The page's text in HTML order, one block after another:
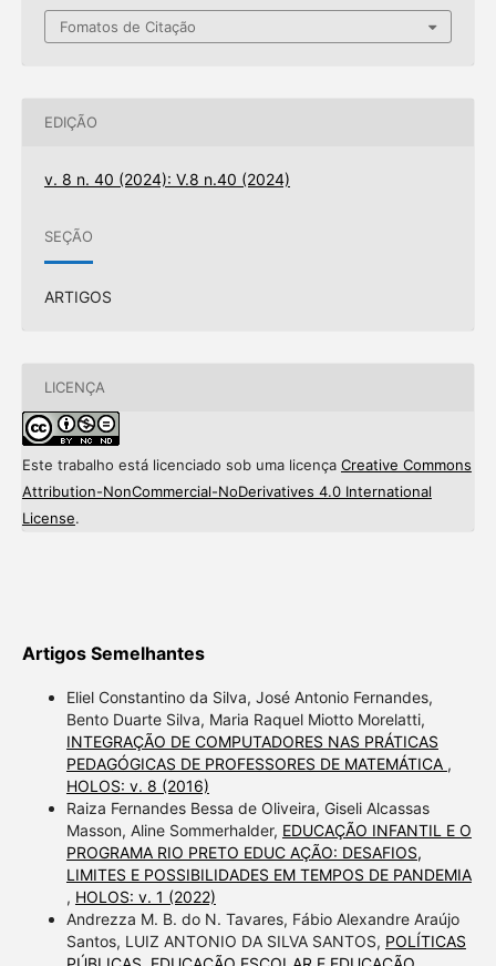
Fomatos de Citação
EDIÇÃO
v. 8 n. 40 (2024): V.8 n.40 (2024)
SEÇÃO
ARTIGOS
LICENÇA
Este trabalho está licenciado sob uma licença Creative Commons
Attribution-NonCommercial-NoDerivatives 4.0 International
License.
Artigos Semelhantes
Eliel Constantino da Silva, José Antonio Fernandes,
Bento Duarte Silva, Maria Raquel Miotto Morelatti,
INTEGRAÇÃO DE COMPUTADORES NAS PRÁTICAS
PEDAGÓGICAS DE PROFESSORES DE MATEMÁTICA ,
HOLOS: v. 8 (2016)
Raiza Fernandes Bessa de Oliveira, Giseli Alcassas
Masson, Aline Sommerhalder, EDUCAÇÃO INFANTIL E O
PROGRAMA RIO PRETO EDUC AÇÃO: DESAFIOS,
LIMITES E POSSIBILIDADES EM TEMPOS DE PANDEMIA
, HOLOS: v. 1 (2022)
Andrezza M. B. do N. Tavares, Fábio Alexandre Araújo
Santos, LUIZ ANTONIO DA SILVA SANTOS, POLÍTICAS